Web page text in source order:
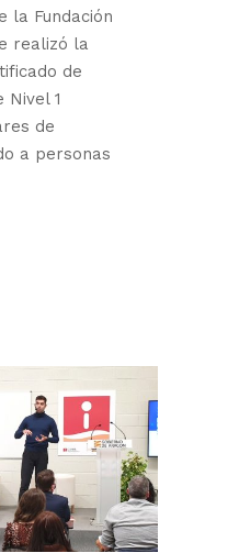
la Fundación
realizó la
de
Nivel 1
de
a personas